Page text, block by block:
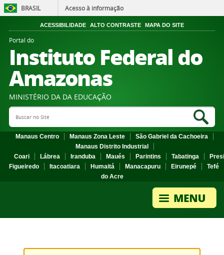
BRASIL Acesso à informação
ACESSIBILIDADE ALTO CONTRASTE MAPA DO SITE
Portal do
Instituto Federal do
Amazonas
MINISTÉRIO DA DA EDUCAÇÃO
Search Site
Manaus Centro Manaus Zona Leste
São Gabriel da Cachoeira
Manaus Distrito Industrial
Coari
Lábrea Iranduba Maués Parintins Tabatinga
Figueiredo
Itacoatiara Humaitá Manacapuru Eirunepé
Tefé
do Acre